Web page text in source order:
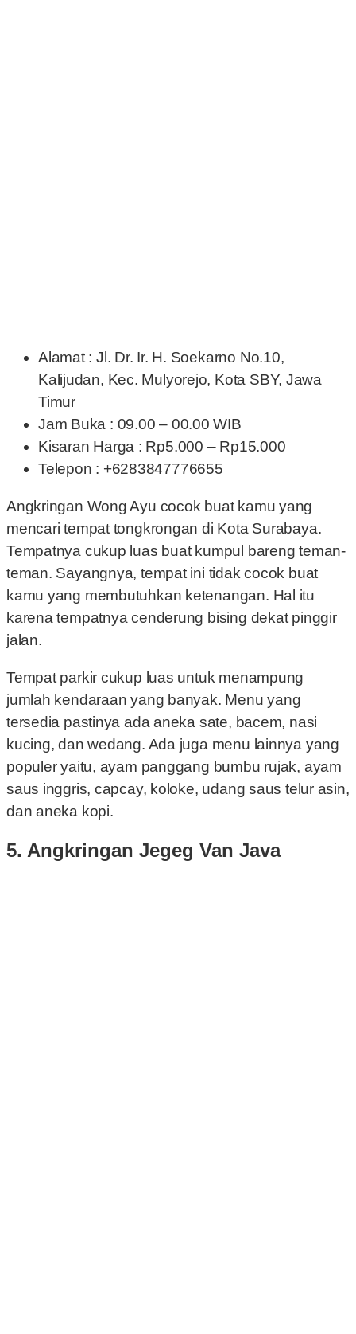
Alamat : Jl. Dr. Ir. H. Soekarno No.10,
Kalijudan, Kec. Mulyorejo, Kota SBY, Jawa
Timur
Jam Buka : 09.00 – 00.00 WIB
Kisaran Harga : Rp5.000 – Rp15.000
Telepon : +6283847776655
Angkringan Wong Ayu cocok buat kamu yang
mencari tempat tongkrongan di Kota Surabaya.
Tempatnya cukup luas buat kumpul bareng teman-
teman. Sayangnya, tempat ini tidak cocok buat
kamu yang membutuhkan ketenangan. Hal itu
karena tempatnya cenderung bising dekat pinggir
jalan.
Tempat parkir cukup luas untuk menampung
jumlah kendaraan yang banyak. Menu yang
tersedia pastinya ada aneka sate, bacem, nasi
kucing, dan wedang. Ada juga menu lainnya yang
populer yaitu, ayam panggang bumbu rujak, ayam
saus inggris, capcay, koloke, udang saus telur asin,
dan aneka kopi.
5. Angkringan Jegeg Van Java